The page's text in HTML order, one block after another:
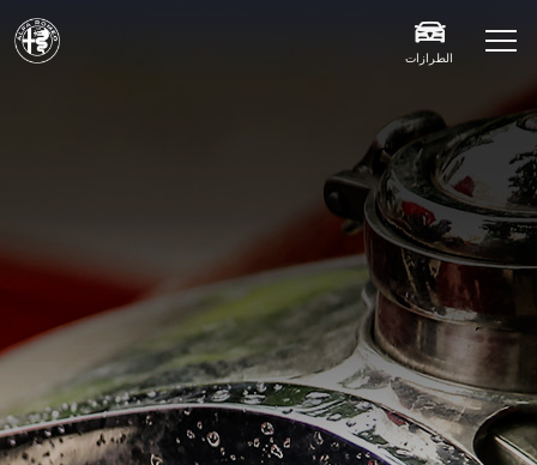
الطرازات